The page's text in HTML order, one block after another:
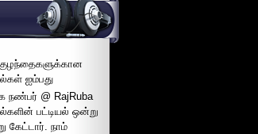
ஐம்பது
நண்பர் @ RajRuba
பட்டியல் ஒன்று
கேட்டார். நாம்